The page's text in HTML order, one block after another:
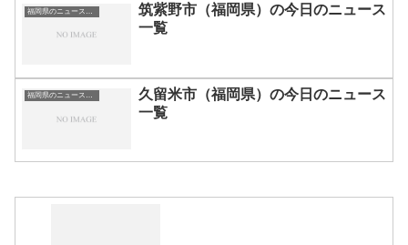
筑紫野市（福岡県）の今日のニュース
一覧
福岡県のニュース一覧
久留米市（福岡県）の今日のニュース
一覧